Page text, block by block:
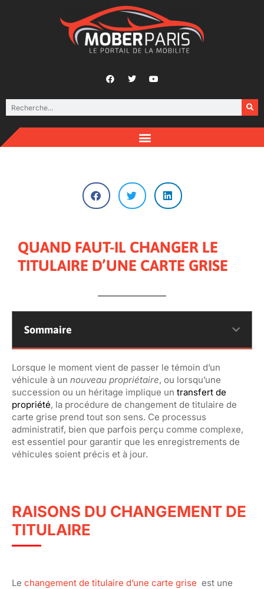
QUAND FAUT-IL CHANGER LE
TITULAIRE D’UNE CARTE GRISE
Sommaire
Lorsque le moment vient de passer le témoin d’un
véhicule à un nouveau propriétaire, ou lorsqu’une
succession ou un héritage implique un transfert de
propriété, la procédure de changement de titulaire de
carte grise prend tout son sens. Ce processus
administratif, bien que parfois perçu comme complexe,
est essentiel pour garantir que les enregistrements de
véhicules soient précis et à jour.
RAISONS DU CHANGEMENT DE
TITULAIRE
Le changement de titulaire d’une carte grise est une